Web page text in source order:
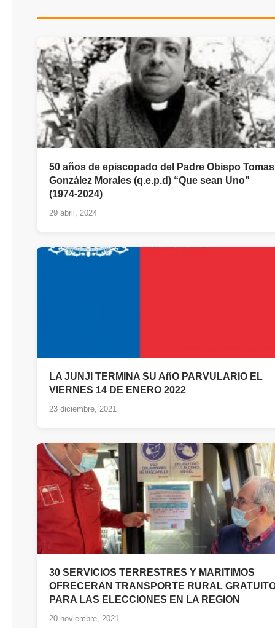
50 años de episcopado del Padre Obispo Tomas
González Morales (q.e.p.d) “Que sean Uno”
(1974-2024)
29 abril, 2024
LA JUNJI TERMINA SU AñO PARVULARIO EL
VIERNES 14 DE ENERO 2022
23 diciembre, 2021
30 SERVICIOS TERRESTRES Y MARITIMOS
OFRECERAN TRANSPORTE RURAL
PARA LAS ELECCIONES EN LA REGION
20 noviembre, 2021